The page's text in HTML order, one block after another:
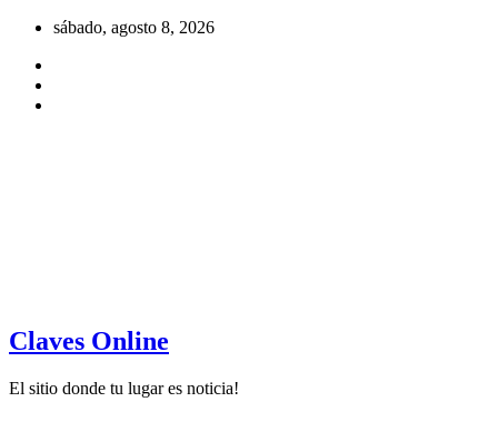
Saltar
contenido
sábado, agosto 8, 2026
Claves Online
El sitio donde tu lugar es noticia!